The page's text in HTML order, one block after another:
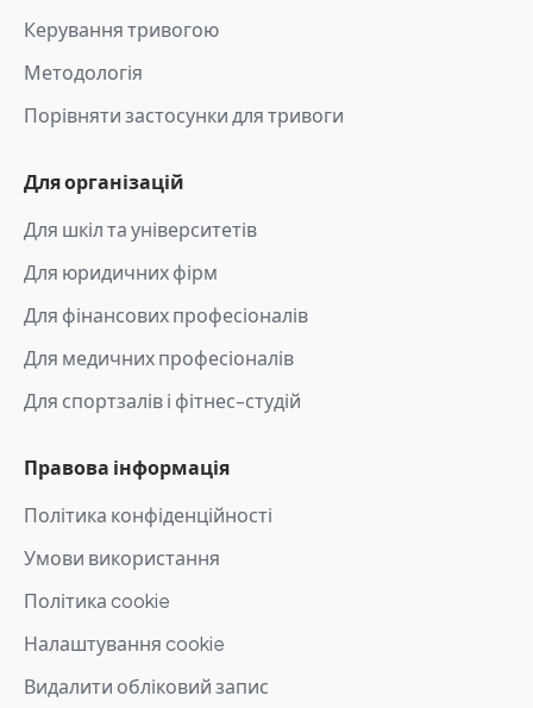
Керування тривогою
Методологія
Порівняти застосунки для тривоги
Для організацій
Для шкіл та університетів
Для юридичних фірм
Для фінансових професіоналів
Для медичних професіоналів
Для спортзалів і фітнес-студій
Правова інформація
Політика конфіденційності
Умови використання
Політика cookie
Налаштування cookie
Видалити обліковий запис